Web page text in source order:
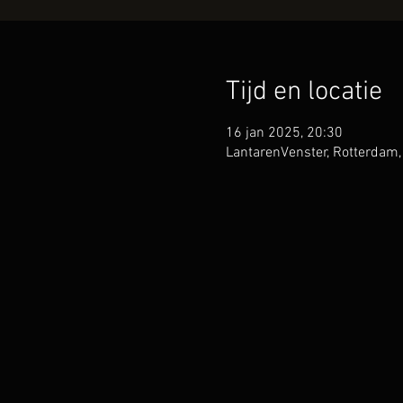
Tijd en locatie
16 jan 2025, 20:30
LantarenVenster, Rotterdam,